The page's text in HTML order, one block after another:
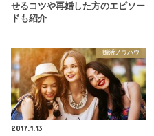
せるコツや再婚した方のエピソー
ドも紹介
婚活ノウハウ
2017.1.13